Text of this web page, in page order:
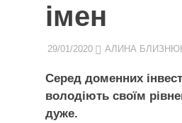
імен
29/01/2020 АЛИНА
Серед доменних
володіють своїм
дуже.